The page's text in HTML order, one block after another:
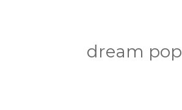
dream pop